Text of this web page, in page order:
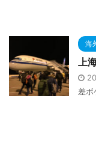
海
上
差ボ